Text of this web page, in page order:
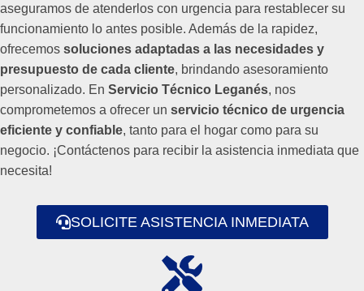
aseguramos de atenderlos con urgencia para restablecer su
funcionamiento lo antes posible. Además de la rapidez,
ofrecemos soluciones adaptadas a las necesidades y
presupuesto de cada cliente, brindando asesoramiento
personalizado. En Servicio Técnico Leganés, nos
comprometemos a ofrecer un servicio técnico de urgencia
eficiente y confiable, tanto para el hogar como para su
negocio. ¡Contáctenos para recibir la asistencia inmediata que
necesita!
SOLICITE ASISTENCIA INMEDIATA